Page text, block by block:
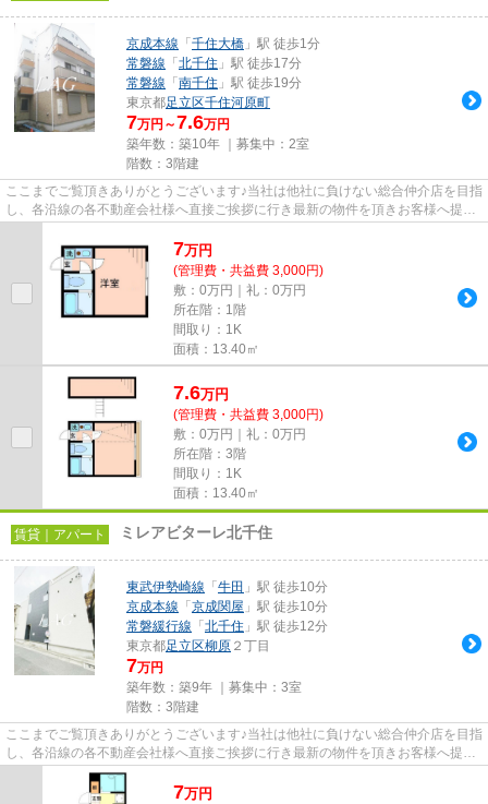
京成本線 「 千住大橋 」駅 徒歩1分
常磐線 「 北千住 」駅 徒歩17分
常磐線 「 南千住 」駅 徒歩19分
東京都足立区千住河原町
7万円～7.6万円
築年数：築10年 ｜募集中： 2室
階数：3階建
ここまでご覧頂きありがとうございます♪当社は他社に負けない総合仲介店を目指
し、各沿線の各不動産会社様へ直接ご挨拶に行き最新の物件を頂きお客様へ提供
7万円
(管理費・共益費 3,000円)
敷：0万円｜礼：0万円
所在階：1階
間取り：1K
面積：13.40㎡
7.6万円
(管理費・共益費 3,000円)
敷：0万円｜礼：0万円
所在階：3階
間取り：1K
面積：13.40㎡
賃貸｜アパート ミレアビターレ北千住
東武伊勢崎線 「 牛田 」駅 徒歩10分
京成本線 「 京成関屋 」駅 徒歩10分
常磐緩行線 「 北千住 」駅 徒歩12分
東京都足立区柳原 ２丁目
7万円
築年数：築9年 ｜募集中： 3室
階数：3階建
ここまでご覧頂きありがとうございます♪当社は他社に負けない総合仲介店を目指
し、各沿線の各不動産会社様へ直接ご挨拶に行き最新の物件を頂きお客様へ提供
しております！最新の情報は...
7万円